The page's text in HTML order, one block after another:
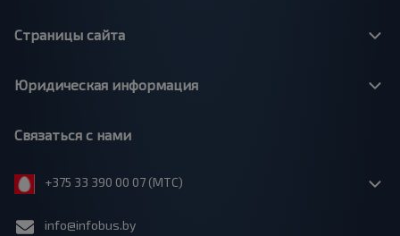
Страницы сайта
Юридическая информация
Связаться с нами
+375 33 390 00 07 (МТС)
info@infobus.by